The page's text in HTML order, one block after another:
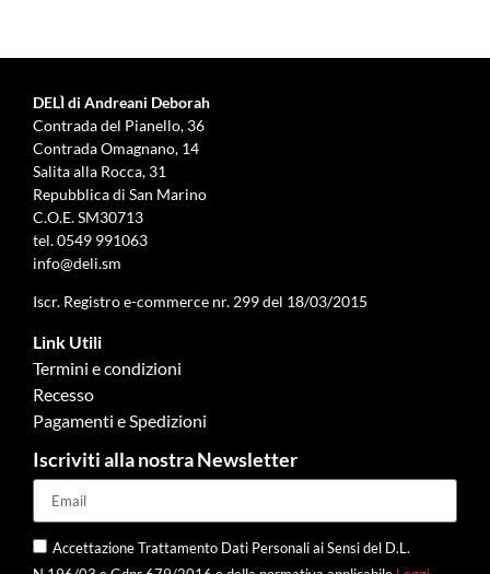
DELÌ di Andreani Deborah
Contrada del Pianello, 36
Contrada Omagnano, 14
Salita alla Rocca, 31
Repubblica di San Marino
C.O.E. SM30713
tel.0549 991063
info@deli.sm
Iscr. Registro e-commerce nr. 299 del 18/03/2015
Link Utili
Termini e condizioni
Recesso
Pagamenti e Spedizioni
Iscriviti alla nostra Newsletter
Accettazione Trattamento Dati Personali ai Sensi del D.L.